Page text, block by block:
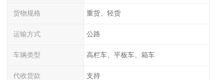
货物规格 重货、轻货
运输方式 公路
车辆类型 高栏车、平板车、箱车
代收货款 支持